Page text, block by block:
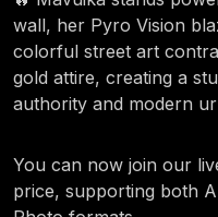
wall, her Pyro Vision
colorful street art
gold attire, creating a
authority and modern
You can now join our
price, supporting both